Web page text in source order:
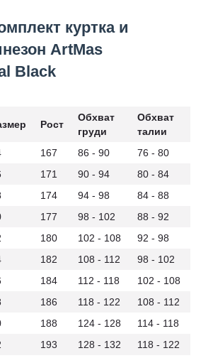
куртка и
ArtMas
Black
Рост
Обхват
груди
Обхват
талии
167 86 - 90
76 - 80
171 90 - 94
80 - 84
174 94 - 98
84 - 88
177 98 - 102
88 - 92
180 102 - 108
92 - 98
182 108 - 112
98 - 102
184 112 - 118
102 - 108
186 118 - 122
108 - 112
188 124 - 128
114 - 118
193 128 - 132 118 - 122